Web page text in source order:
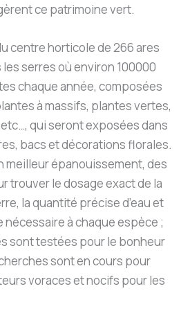
ce patrimoine vert.
centre horticole de 266 ares
serres où environ 100000
chaque année, composées
à massifs, plantes vertes,
qui seront exposées dans
bacs et décorations florales.
meilleur épanouissement, des
trouver le dosage exact de la
la quantité précise d’eau et
nécessaire à chaque espèce ;
sont testées pour le bonheur
sont en cours pour
voraces et nocifs pour les